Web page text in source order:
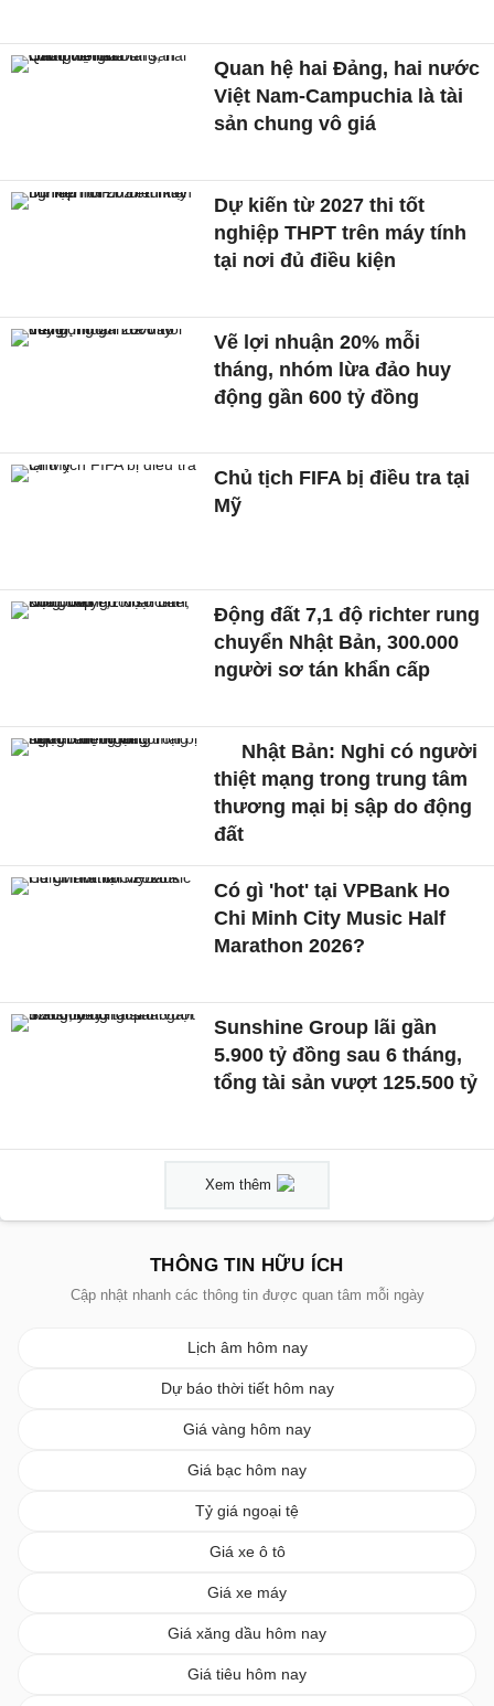
Quan hệ hai Đảng, hai nước
Việt Nam-Campuchia là tài
sản chung vô giá ​
Dự kiến từ 2027 thi tốt
nghiệp THPT trên máy tính
tại nơi đủ điều kiện
Vẽ lợi nhuận 20% mỗi
tháng, nhóm lừa đảo huy
động gần 600 tỷ đồng
Chủ tịch FIFA bị điều tra tại
Mỹ
Động đất 7,1 độ richter rung
chuyển Nhật Bản, 300.000
người sơ tán khẩn cấp
Nhật Bản: Nghi có người
thiệt mạng trong trung tâm
thương mại bị sập do động
đất
Có gì 'hot' tại VPBank Ho
Chi Minh City Music Half
Marathon 2026?
Sunshine Group lãi gần
5.900 tỷ đồng sau 6 tháng,
tổng tài sản vượt 125.500 tỷ
Xem thêm
THÔNG TIN HỮU ÍCH
Cập nhật nhanh các thông tin được quan tâm mỗi ngày
Lịch âm hôm nay
Dự báo thời tiết hôm nay
Giá vàng hôm nay
Giá bạc hôm nay
Tỷ giá ngoại tệ
Giá xe ô tô
Giá xe máy
Giá xăng dầu hôm nay
Giá tiêu hôm nay